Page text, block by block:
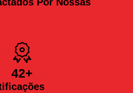
42+